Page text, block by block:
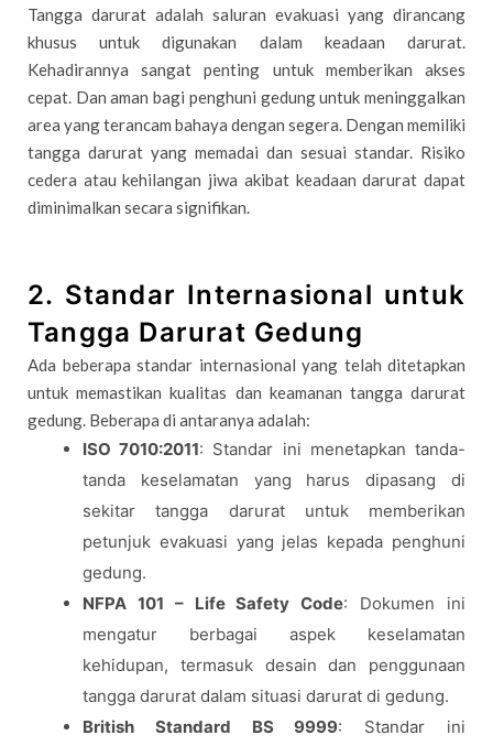
Tangga darurat adalah saluran evakuasi yang dirancang
khusus untuk digunakan dalam keadaan darurat.
Kehadirannya sangat penting untuk memberikan akses
cepat. Dan aman bagi penghuni gedung untuk meninggalkan
area yang terancam bahaya dengan segera. Dengan memiliki
tangga darurat yang memadai dan sesuai standar. Risiko
cedera atau kehilangan jiwa akibat keadaan darurat dapat
diminimalkan secara signifikan.
2. Standar Internasional untuk
Tangga Darurat Gedung
Ada beberapa standar internasional yang telah ditetapkan
untuk memastikan kualitas dan keamanan tangga darurat
gedung. Beberapa di antaranya adalah:
ISO 7010:2011: Standar ini menetapkan tanda-
tanda keselamatan yang harus dipasang di
sekitar tangga darurat untuk memberikan
petunjuk evakuasi yang jelas kepada penghuni
gedung.
NFPA 101 – Life Safety Code: Dokumen ini
mengatur berbagai aspek keselamatan
kehidupan, termasuk desain dan penggunaan
tangga darurat dalam situasi darurat di gedung.
British Standard BS 9999: Standar ini